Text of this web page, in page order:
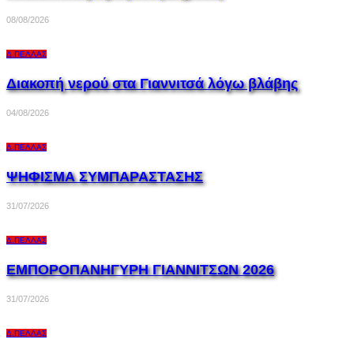
08/08/2026
Δ.ΠΈΛΛΑΣ
Διακοπή νερού στα Γιαννιτσά λόγω βλάβης
04/08/2026
Δ.ΠΈΛΛΑΣ
ΨΗΦΙΣΜΑ ΣΥΜΠΑΡΑΣΤΑΣΗΣ
31/07/2026
Δ.ΠΈΛΛΑΣ
ΕΜΠΟΡΟΠΑΝΗΓΥΡΗ ΓΙΑΝΝΙΤΣΩΝ 2026
31/07/2026
Δ.ΠΈΛΛΑΣ